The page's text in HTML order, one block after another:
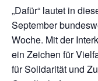
„Dafür“ lautet in
September
Woche. Mit der
ein Zeichen für
für Solidarität und